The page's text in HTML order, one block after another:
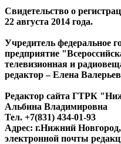
Свидетельство о
22 августа 2014 года.
Учредитель федеральное
предприятие
телевизионная и
редактор – Елена
Редактор сайта ГТРК
Альбина Владимировна
Тел. +7(831) 434-01-93
Адрес: г.Нижний
электронной почты